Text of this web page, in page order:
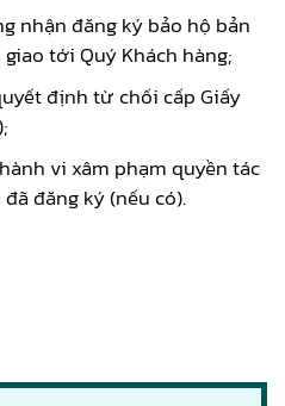
nhận đăng ký bảo hộ bản
tới Quý Khách hàng;
định từ chối cấp Giấy
vi xâm phạm quyền tác
đăng ký (nếu có).